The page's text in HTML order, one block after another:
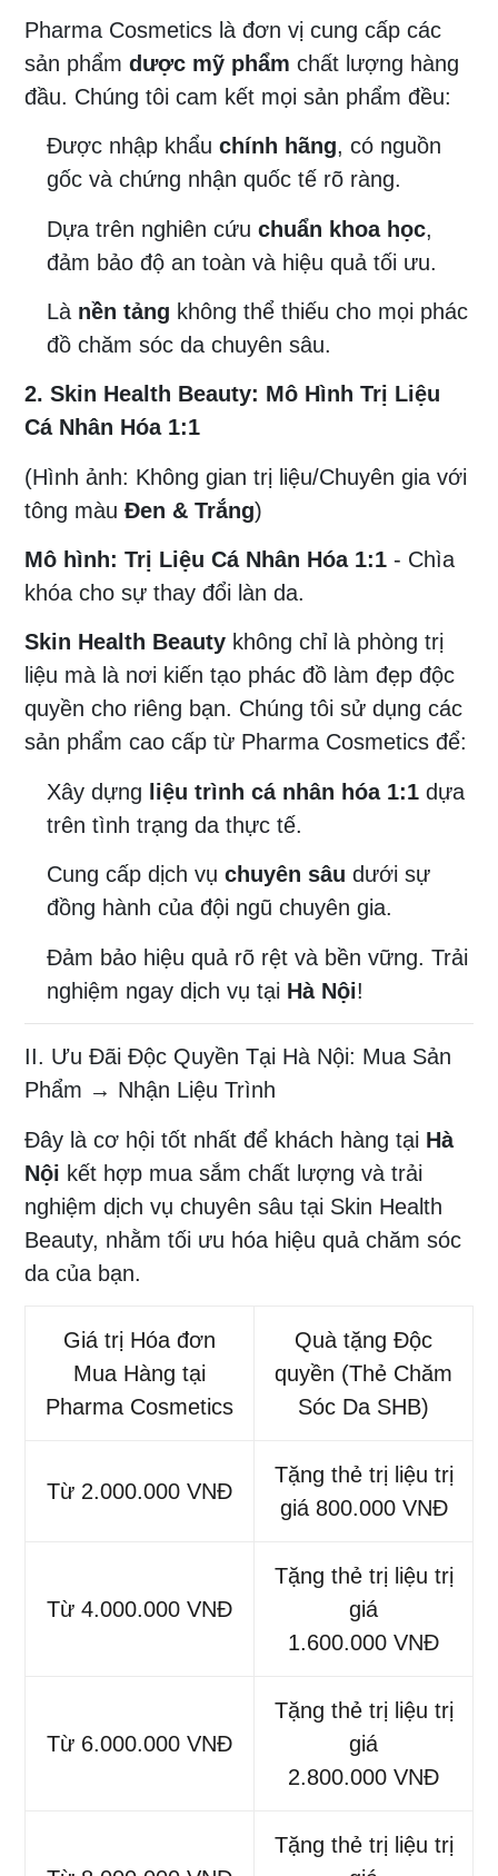
Pharma Cosmetics là đơn vị cung cấp các
sản phẩm dược mỹ phẩm chất lượng hàng
đầu. Chúng tôi cam kết mọi sản phẩm đều:
Được nhập khẩu chính hãng, có nguồn
gốc và chứng nhận quốc tế rõ ràng.
Dựa trên nghiên cứu chuẩn khoa học,
đảm bảo độ an toàn và hiệu quả tối ưu.
Là nền tảng không thể thiếu cho mọi phác
đồ chăm sóc da chuyên sâu.
2. Skin Health Beauty: Mô Hình Trị Liệu
Cá Nhân Hóa 1:1
(Hình ảnh: Không gian trị liệu/Chuyên gia với
tông màu Đen & Trắng)
Mô hình: Trị Liệu Cá Nhân Hóa 1:1 - Chìa
khóa cho sự thay đổi làn da.
Skin Health Beauty không chỉ là phòng trị
liệu mà là nơi kiến tạo phác đồ làm đẹp độc
quyền cho riêng bạn. Chúng tôi sử dụng các
sản phẩm cao cấp từ Pharma Cosmetics để:
Xây dựng liệu trình cá nhân hóa 1:1 dựa
trên tình trạng da thực tế.
Cung cấp dịch vụ chuyên sâu dưới sự
đồng hành của đội ngũ chuyên gia.
Đảm bảo hiệu quả rõ rệt và bền vững. Trải
nghiệm ngay dịch vụ tại Hà Nội!
II. Ưu Đãi Độc Quyền Tại Hà Nội: Mua Sản
Phẩm → Nhận Liệu Trình
Đây là cơ hội tốt nhất để khách hàng tại Hà
Nội kết hợp mua sắm chất lượng và trải
nghiệm dịch vụ chuyên sâu tại Skin Health
Beauty, nhằm tối ưu hóa hiệu quả chăm sóc
da của bạn.
Giá trị Hóa đơn
Mua Hàng tại
Pharma Cosmetics
Quà tặng Độc
quyền (Thẻ Chăm
Sóc Da SHB)
Từ 2.000.000 VNĐ
Tặng thẻ trị liệu trị
giá 800.000 VNĐ
Từ 4.000.000 VNĐ
Tặng thẻ trị liệu trị
giá
1.600.000 VNĐ
Từ 6.000.000 VNĐ
Tặng thẻ trị liệu trị
giá
2.800.000 VNĐ
Tặng thẻ trị liệu trị